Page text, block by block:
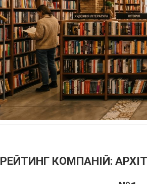
РЕЙТИНГ КОМПАНІЙ: